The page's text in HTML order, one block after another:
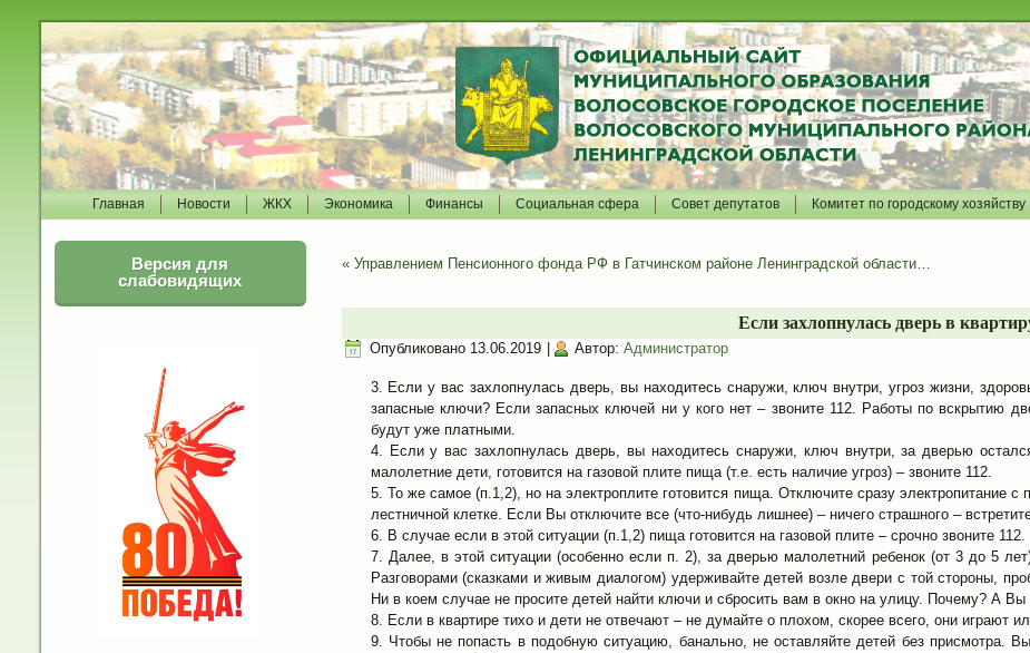
Главная Новости ЖКХ Экономика Финансы Социальная сфера Совет депутатов Комитет по городскому хозяйству
Версия для
слабовидящих
« Управлением Пенсионного фонда РФ в Гатчинском районе Ленинградской области…
Если захлопнулась дверь в
Опубликовано 13.06.2019 Автор: Администратор
Если у вас захлопнулась дверь, вы находитесь снаружи, ключ внутри, угроз жизни,
запасные ключи? Если запасных ключей ни у кого нет – звоните 112. Работы по вскрытию
будут уже платными.
Если у вас захлопнулась дверь, вы находитесь снаружи, ключ внутри, за дверью
малолетние дети, готовится на газовой плите пища (т.е. есть наличие угроз) – звоните 112.
То же самое (п.1,2), но на электроплите готовится пища. Отключите сразу электропитание
лестничной клетке. Если Вы отключите все (что-нибудь лишнее) – ничего страшного –
В случае если в этой ситуации (п.1,2) пища готовится на газовой плите – срочно звоните 112.
Далее, в этой ситуации (особенно если п. 2), за дверью малолетний ребенок (от 3 до 5
Разговорами (сказками и живым диалогом) удерживайте детей возле двери с той стороны,
Ни в коем случае не просите детей найти ключи и сбросить вам в окно на улицу. Почему? А
Если в квартире тихо и дети не отвечают – не думайте о плохом, скорее всего, они играют
Чтобы не попасть в подобную ситуацию, банально, не оставляйте детей без присмотра.